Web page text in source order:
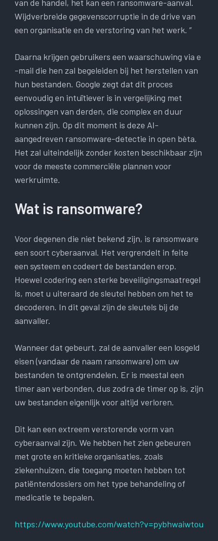
van de handel, het kan een ransomware-aanval.
Wijdverbreide gegevenscorruptie in de drive van
een organisatie en de verstoring van het werk. ”
Daarna krijgen gebruikers een waarschuwing via e
-mail die hen zal begeleiden bij het herstellen van
hun bestanden. Google zegt dat dit proces
eenvoudig en intuïtiever is in vergelijking met
oplossingen van derden, die complex en duur
kunnen zijn. Op dit moment is deze AI-
aangedreven ransomware-detectie in open bèta.
Het zal uiteindelijk zonder kosten beschikbaar zijn
voor de meeste commerciële plannen voor
werkruimte.
Wat is ransomware?
Voor degenen die niet bekend zijn, is ransomware
een soort cyberaanval. Het vergrendelt in feite
een systeem en codeert de bestanden erop.
Hoewel codering een sterke beveiligingsmaatregel
is, moet u uiteraard de sleutel hebben om het te
decoderen. In dit geval zijn de sleutels bij de
aanvaller.
Wanneer dat gebeurt, zal de aanvaller een losgeld
eisen (vandaar de naam ransomware) om uw
bestanden te ontgrendelen. Er is meestal een
timer aan verbonden, dus zodra de timer op is, zijn
uw bestanden eigenlijk voor altijd verloren.
Dit kan een extreem verstorende vorm van
cyberaanval zijn. We hebben het zien gebeuren
met grote en kritieke organisaties, zoals
ziekenhuizen, die toegang moeten hebben tot
patiëntendossiers om het type behandeling of
medicatie te bepalen.
https://www.youtube.com/watch?v=pybhwaiwtou